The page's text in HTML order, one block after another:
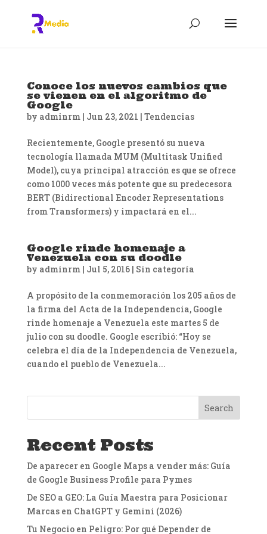
Conoce los nuevos cambios que
se vienen en el algoritmo de
Google
by adminrm| Jun 23, 2021 | Tendencias
Recientemente, Google presentó su nueva
tecnología llamada MUM (Multitask Unified
Model), cuya principal atracción es que se ofrece
como 1000 veces más potente que su predecesora
BERT (Bidirectional Encoder Representations
from Transformers) y impactará en el...
Google rinde homenaje a
Venezuela con su doodle
by adminrm| Jul 5, 2016| Sin categoría
A propósito de la conmemoración los 205 años de
la firma del Acta de la Independencia, Google
rinde homenaje a Venezuela este martes 5 de
julio con su doodle. Google escribió: “Hoy se
celebra el día de la Independencia de Venezuela,
cuando el pueblo de Venezuela...
Search
Recent Posts
De aparecer en Google Maps a vender más: Guía
de Google Business Profile para Pymes
De SEO a GEO: La Guía Maestra para Posicionar
Marcas en ChatGPT y Gemini (2026)
Tu Negocio en Peligro: Por qué Depender de